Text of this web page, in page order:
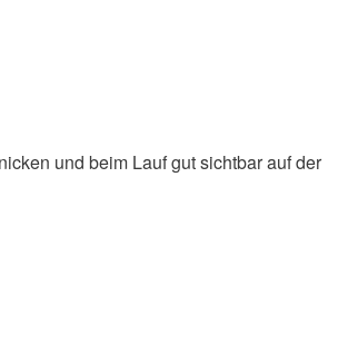
und beim Lauf gut sichtbar auf der